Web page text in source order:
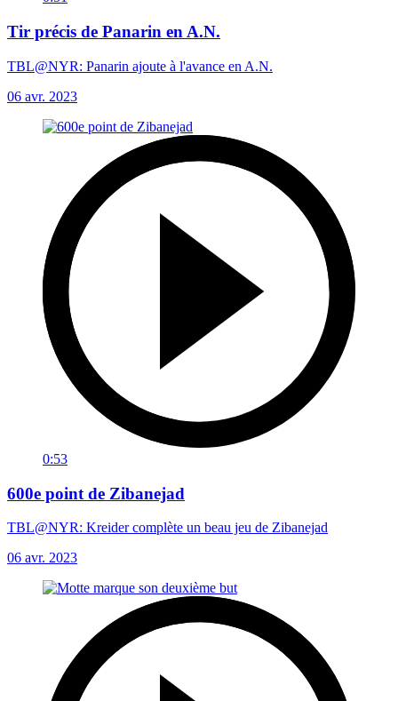
Tir précis de Panarin en A.N.
TBL@NYR: Panarin ajoute à l'avance en A.N.
06 avr. 2023
0:53
600e point de Zibanejad
TBL@NYR: Kreider complète un beau jeu de Zibanejad
06 avr. 2023